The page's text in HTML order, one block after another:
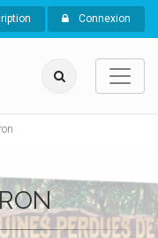
Connexion